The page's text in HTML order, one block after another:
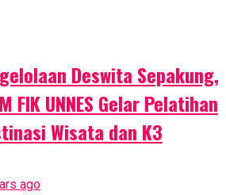
Deswita Sepakung,
FIK UNNES Gelar Pelatihan
Wisata dan K3
ago